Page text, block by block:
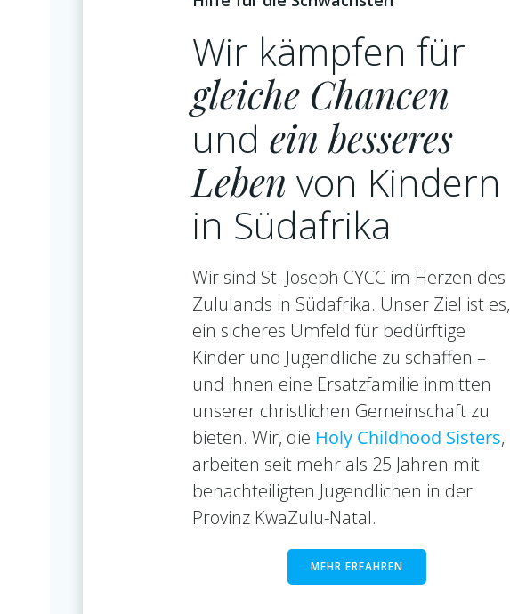
Wir kämpfen für
gleiche Chancen
undein besseres
Lebenvon Kindern
in Südafrika
Wir sind St. Joseph CYCC im Herzen des
Zululands in Südafrika. Unser Ziel ist es,
ein sicheres Umfeld für bedürftige
Kinder und Jugendliche zu schaffen –
und ihnen eine Ersatzfamilie inmitten
unserer christlichen Gemeinschaft zu
bieten. Wir, die Holy Childhood Sisters,
arbeiten seit mehr als 25 Jahren mit
benachteiligten Jugendlichen in der
Provinz KwaZulu-Natal.
MEHR ERFAHREN